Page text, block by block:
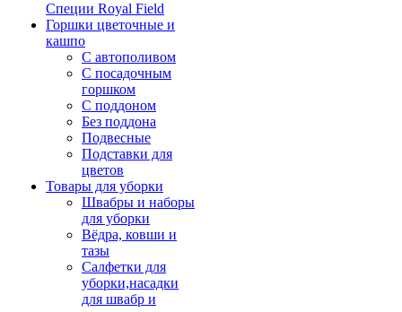
Специи Royal Field
Горшки цветочные и
кашпо
С автополивом
С посадочным
горшком
С поддоном
Без поддона
Подвесные
Подставки для
цветов
Товары для уборки
Швабры и наборы
для уборки
Вёдра, ковши и
тазы
Салфетки для
уборки,насадки
для швабр и